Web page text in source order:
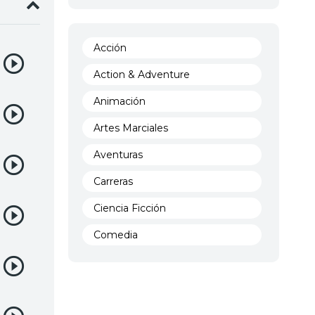
Acción
Action & Adventure
Animación
Artes Marciales
Aventuras
Carreras
Ciencia Ficción
Comedia